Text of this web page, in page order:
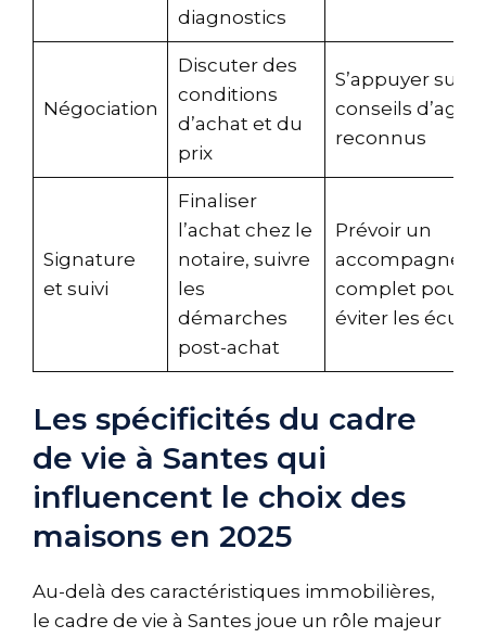
diagnostics
Négociation
Discuter des
conditions
d’achat et du
prix
S’appuyer sur
conseils
reconnus
Signature
et suivi
Finaliser
l’achat chez le
notaire, suivre
les
démarches
post-achat
Prévoir un
complet pour
éviter les
Les spécificités du cadre
de vie à Santes qui
influencent le choix des
maisons en 2025
Au-delà des caractéristiques immobilières,
le cadre de vie à Santes joue un rôle majeur